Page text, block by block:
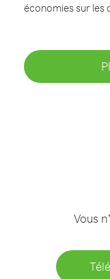
économies sur les
Vous